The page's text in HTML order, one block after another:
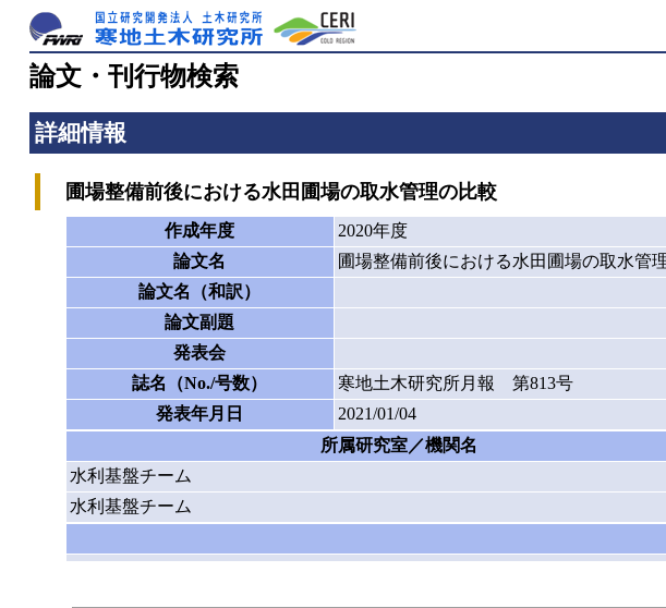
論文・刊行物検索
詳細情報
圃場整備前後における水田圃場の取水管理の比較
作成年度
2020年度
論文名
圃場整備前後における水田圃場の取水管
論文名（和訳）
論文副題
発表会
誌名（No./号数）
寒地土木研究所月報 第813号
発表年月日
2021/01/04
所属研究室／機関名
水利基盤チーム
水利基盤チーム